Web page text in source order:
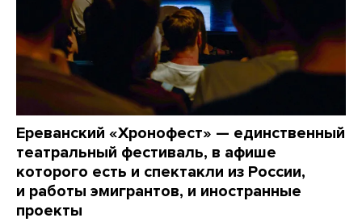
Ереванский «Хронофест» — единственный
театральный фестиваль, в афише
которого есть и спектакли из России,
и работы эмигрантов, и иностранные
проекты